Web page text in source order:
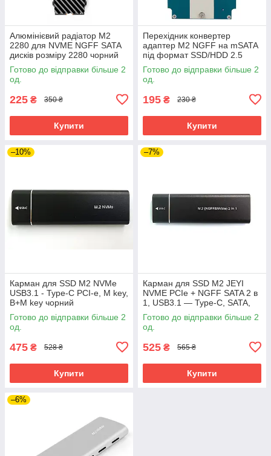
Алюмінієвий радіатор M2
2280 для NVME NGFF SATA
дисків розміру 2280 чорний
Готово до відправки більше 2
од.
225 ₴ 350 ₴
Купити
Перехідник конвертер
адаптер M2 NGFF на mSATA
під формат SSD/HDD 2.5
Готово до відправки більше 2
од.
195 ₴ 230 ₴
Купити
–10%
Карман для SSD M2 NVMe
USB3.1 - Type-C PCI-e, M key,
B+M key чорний
Готово до відправки більше 2
од.
475 ₴ 528 ₴
Купити
–7%
Карман для SSD M2 JEYI
NVME PCIe + NGFF SATA 2 в
1, USB3.1 — Type-C, SATA,
PCIe
Готово до відправки більше 2
од.
525 ₴ 565 ₴
Купити
–6%